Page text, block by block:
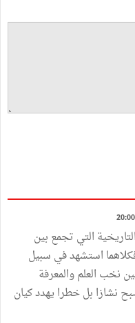
التي تجمع بين
استشهد في سبيل
نخب العلم والمعرفة
نشازا بل خطرا يهدد كيان